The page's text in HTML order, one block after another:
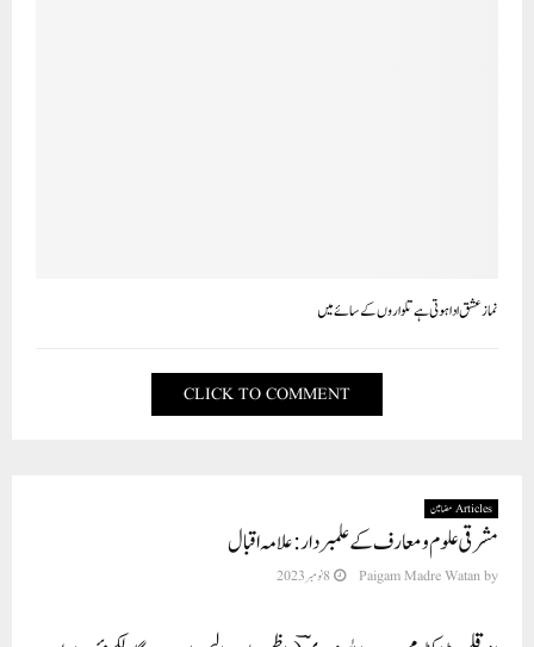
نماز عشق ادا ہوتی ہے تلواروں کے سائے میں
CLICK TO COMMENT
Articles مضامین
مشرقی علوم ومعارف کے علمبردار: علامہ اقبال
by
Paigam Madre Watan 8 نومبر 2023